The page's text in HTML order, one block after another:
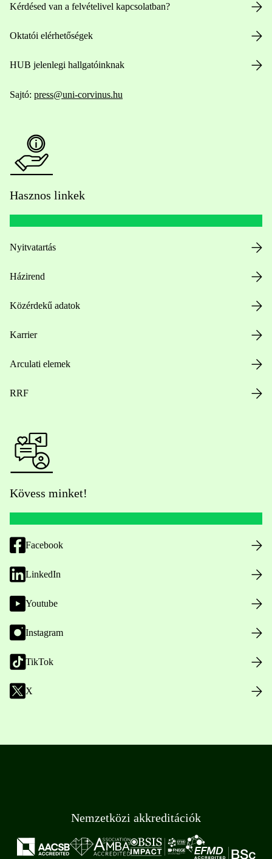
Kérdésed van a felvételivel kapcsolatban?
Oktatói elérhetőségek
HUB jelenlegi hallgatóinknak
Sajtó: press@uni-corvinus.hu
Hasznos linkek
Nyitvatartás
Házirend
Közérdekű adatok
Karrier
Arculati elemek
RRF
Kövess minket!
Facebook
LinkedIn
Youtube
Instagram
TikTok
X
Nemzetközi akkreditációk